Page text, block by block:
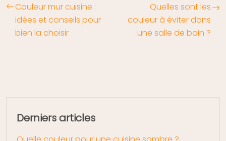
Couleur mur cuisine :
idées et conseils pour
bien la choisir
Quelles sont les
couleur à éviter dans
une salle de bain ?
Derniers articles